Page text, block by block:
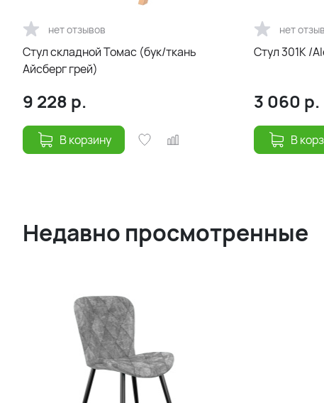
нет отзывов
Стул складной Томас (бук/ткань
Айсберг грей)
9 228 р.
В корзину
нет
Стул 301K /
3 060 р.
В
Недавно просмотренные